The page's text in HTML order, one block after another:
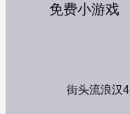
街头流浪汉4